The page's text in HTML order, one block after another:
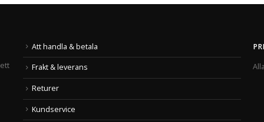
Att handla & betala
Frakt & leverans
Returer
Kundservice